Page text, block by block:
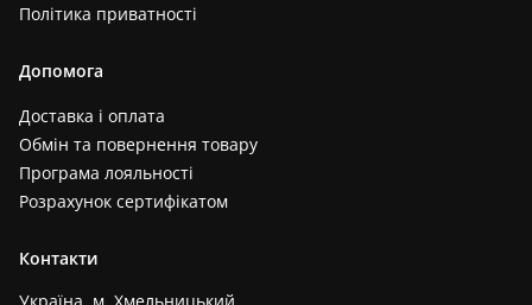
Політика приватності
Допомога
Доставка і оплата
Обмін та повернення товару
Програма лояльності
Розрахунок сертифікатом
Контакти